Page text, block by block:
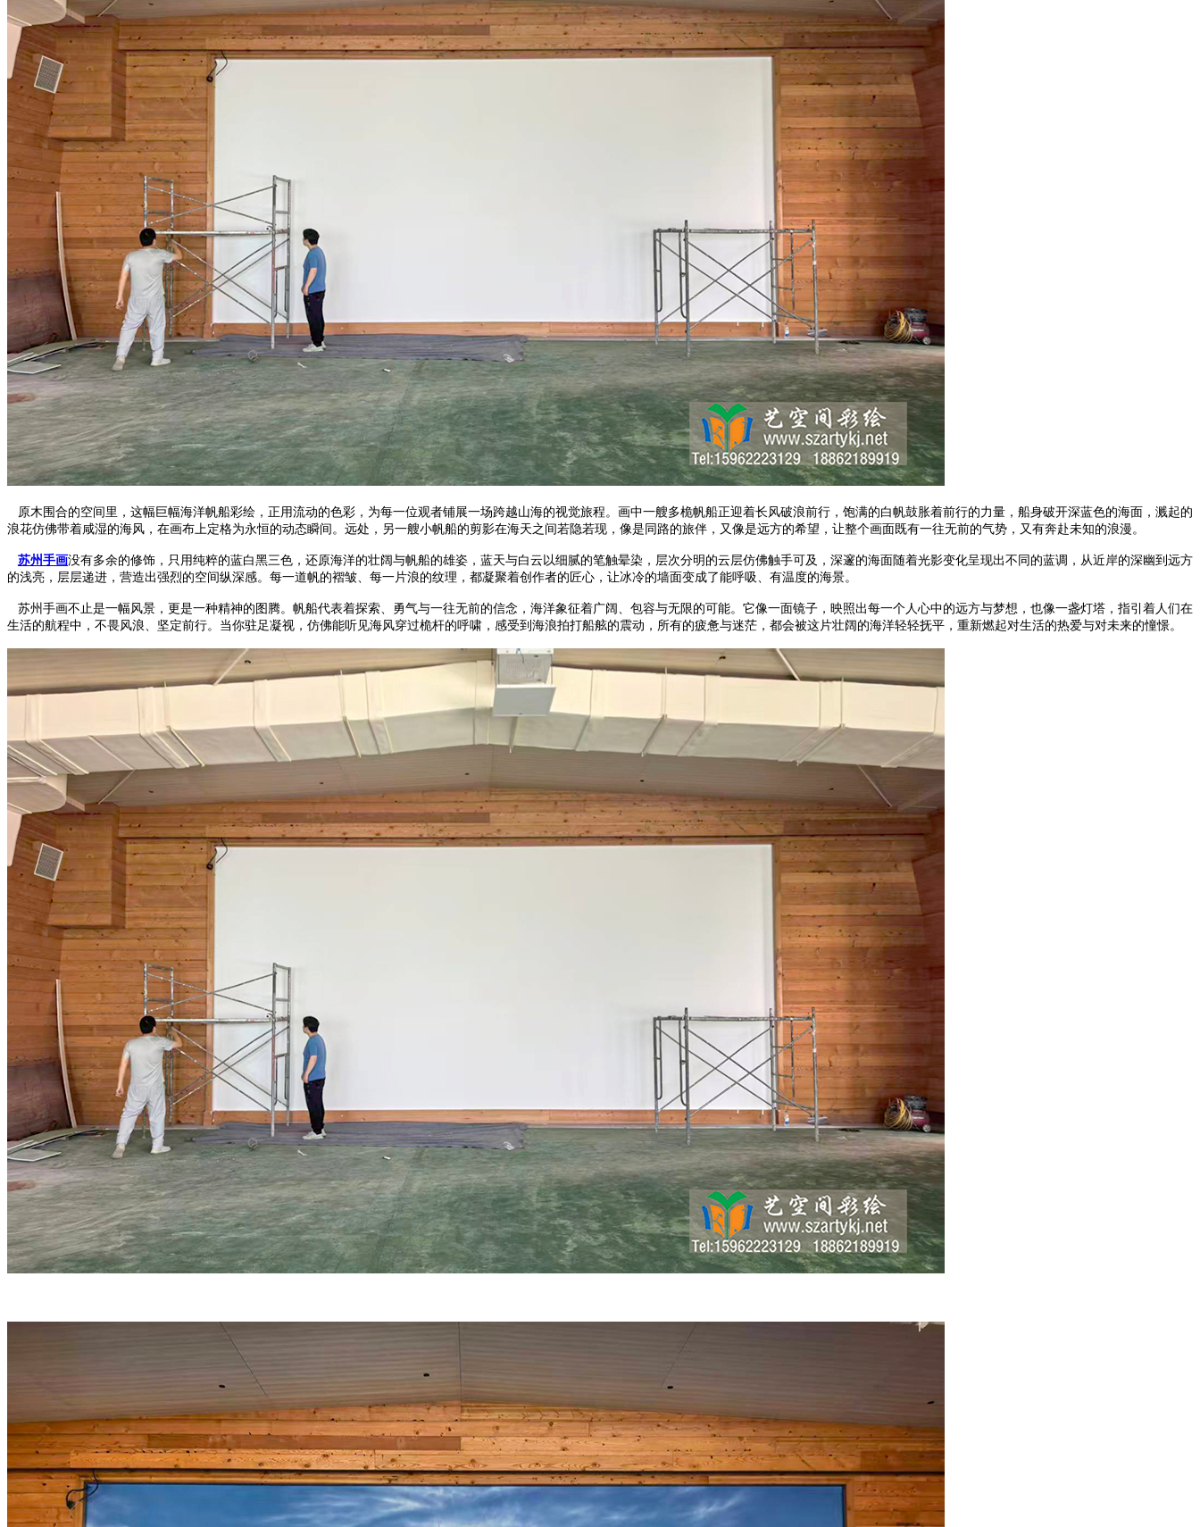
原木围合的空间里，这幅巨幅海洋帆船彩绘，正用流动的色彩，为每一位观者铺展一场跨越山海的视觉旅程。画中一艘多桅帆船正迎着长风破浪前行，饱满的白帆鼓胀着前行的力量，船身破开深蓝色的海面，溅起的
浪花仿佛带着咸湿的海风，在画布上定格为永恒的动态瞬间。远处，另一艘小帆船的剪影在海天之间若隐若现，像是同路的旅伴，又像是远方的希望，让整个画面既有一往无前的气势，又有奔赴未知的浪漫。
苏州手画没有多余的修饰，只用纯粹的蓝白黑三色，还原海洋的壮阔与帆船的雄姿，蓝天与白云以细腻的笔触晕染，层次分明的云层仿佛触手可及，深邃的海面随着光影变化呈现出不同的蓝调，从近岸的深幽到远方
的浅亮，层层递进，营造出强烈的空间纵深感。每一道帆的褶皱、每一片浪的纹理，都凝聚着创作者的匠心，让冰冷的墙面变成了能呼吸、有温度的海景。
苏州手画不止是一幅风景，更是一种精神的图腾。帆船代表着探索、勇气与一往无前的信念，海洋象征着广阔、包容与无限的可能。它像一面镜子，映照出每一个人心中的远方与梦想，也像一盏灯塔，指引着人们在
生活的航程中，不畏风浪、坚定前行。当你驻足凝视，仿佛能听见海风穿过桅杆的呼啸，感受到海浪拍打船舷的震动，所有的疲惫与迷茫，都会被这片壮阔的海洋轻轻抚平，重新燃起对生活的热爱与对未来的憧憬。